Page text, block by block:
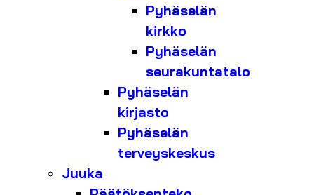
Pyhäselän
kirkko
Pyhäselän
seurakuntatalo
Pyhäselän
kirjasto
Pyhäselän
terveyskeskus
Juuka